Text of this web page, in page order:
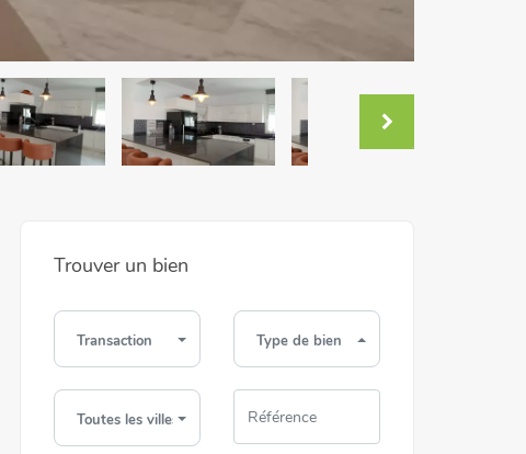
Trouver un bien
Transaction Type de bien
Toutes les villes